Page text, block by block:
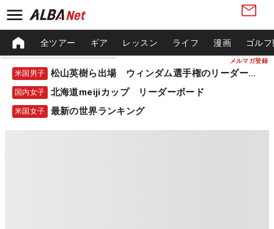
メルマガ登録
全ツアー ギア レッスン ライフ 漫画 ゴル
米国男子 松山英樹ら出場 ウィンダム選手権のリーダーボード
国内女子 北海道meijiカップ リーダーボード
米国女子 最新の世界ランキング